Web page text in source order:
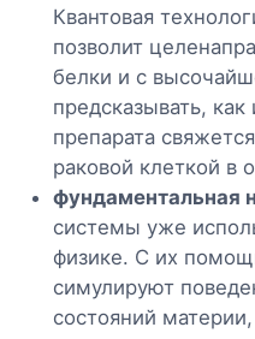
Квантовая
позволит
белки и с
предсказывать,
препарата
раковой клеткой в
фундаментальная
системы уже
физике. С их
симулируют
состояний